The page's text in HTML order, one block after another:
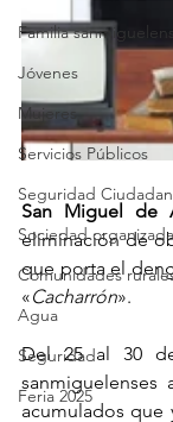
Familia
Jóvenes
Mujeres
Servicios Públicos
Seguridad
Sociedad organizada
Comunidades
Agua
Seguridad
Feria 2025
San Miguel de
eliminación de
que porta el
«Cacharrón».
Del 25 al 30
acumulados que